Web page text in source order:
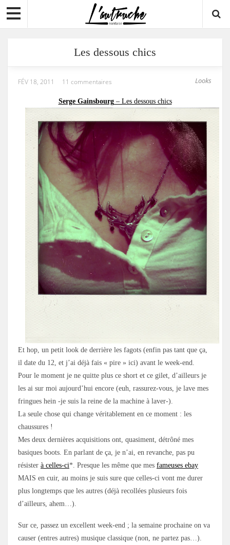
Les dessous chics
Looks
FÉV 18, 2011 11 commentaires
Serge Gainsbourg– Les dessous chics
Et hop, un petit look de derrière les fagots (enfin pas tant que ça,
il date du 12, et j’ai déjà fais « pire » ici) avant le week-end.
Pour le moment je ne quitte plus ce short et ce gilet, d’ailleurs je
les ai sur moi aujourd’hui encore (euh, rassurez-vous, je lave mes
fringues hein -je suis la reine de la machine à laver-).
La seule chose qui change véritablement en ce moment : les
chaussures !
Mes deux dernières acquisitions ont, quasiment, détrôné mes
basiques boots. En parlant de ça, je n’ai, en revanche, pas pu
résister à celles-ci*. Presque les même que mes fameuses ebay
MAIS en cuir, au moins je suis sure que celles-ci vont me durer
plus longtemps que les autres (déjà recollées plusieurs fois
d’ailleurs, ahem…).
Sur ce, passez un excellent week-end ; la semaine prochaine on va
causer (entres autres) musique classique (non, ne partez pas…).